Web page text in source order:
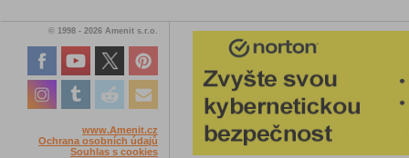
© 1998 - 2026 Amenit s.r.o.
www.Amenit.cz
Ochrana osobních údajů
Souhlas s cookies